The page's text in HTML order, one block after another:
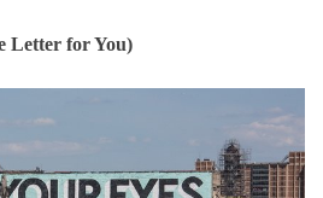
Letter for You)